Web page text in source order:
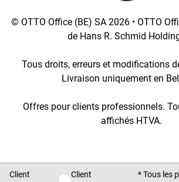
© OTTO Office (BE) SA 2026 • OTTO
de Hans R. Schmid
Tous droits, erreurs et modifications
Livraison uniquement en
Offres pour clients professionnels.
affichés HTVA.
[3::w::58::::A11754C777]
Client
Client privé / Client professionnel
Client
* Tous les